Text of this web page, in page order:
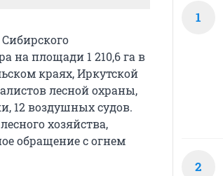
на площади 1 210,6 га в
краях, Иркутской
лесной охраны,
12 воздушных судов.
хозяйства,
обращение с огнем
1
2